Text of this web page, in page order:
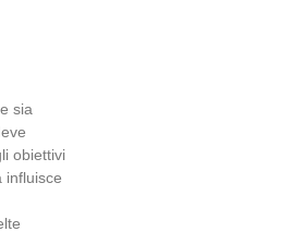
sia
obiettivi
influisce